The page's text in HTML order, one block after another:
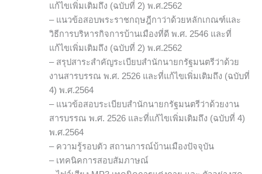
แก้ไขเพิ่มเติมถึง (ฉบับที่ 2) พ.ศ.2562
– แนวข้อสอบพระราชกฤษฎีกาว่าด้วยหลักเกณฑ์และ
วิธีการบริหารกิจการบ้านเมืองที่ดี พ.ศ. 2546 และที่
แก้ไขเพิ่มเติมถึง (ฉบับที่ 2) พ.ศ.2562
– สรุปสาระสำคัญระเบียบสำนักนายกรัฐมนตรีว่าด้วย
งานสารบรรณ พ.ศ. 2526 และที่แก้ไขเพิ่มเติมถึง (ฉบับที่
4) พ.ศ.2564
– แนวข้อสอบระเบียบสำนักนายกรัฐมนตรีว่าด้วยงาน
สารบรรณ พ.ศ. 2526 และที่แก้ไขเพิ่มเติมถึง (ฉบับที่ 4)
พ.ศ.2564
– ความรู้รอบตัว สถานการณ์บ้านเมืองปัจจุบัน
– เทคนิคการสอบสัมภาษณ์